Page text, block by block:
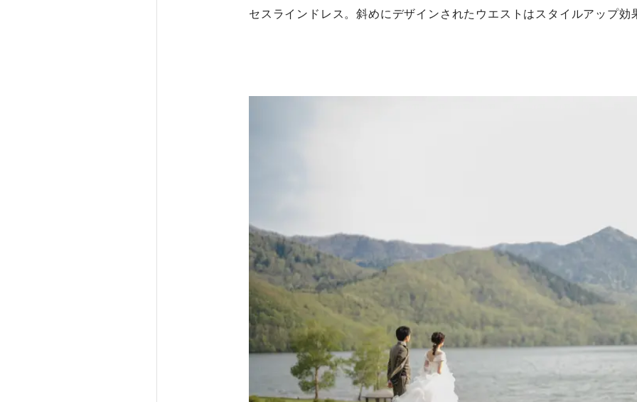
セスラインドレス。斜めにデザインされたウエストはスタイルアップ効